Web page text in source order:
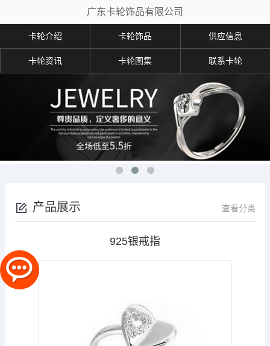
广东卡轮饰品有限公司
卡轮介绍 卡轮饰品 供应信息
卡轮资讯 卡轮图集 联系卡轮
产品展示 查看分类
925银戒指